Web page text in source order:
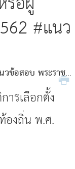
#แนว
ข้อสอบ พระราช
ริหารท้องถิ่น พ.ศ.
รเลือกตั้ง
องถิ่น พ.ศ.